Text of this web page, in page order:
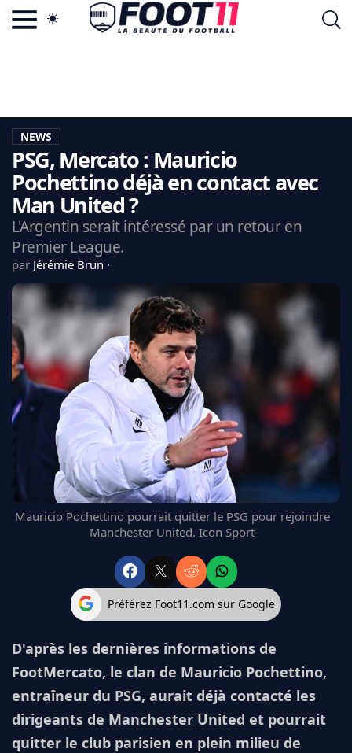
LA CHARTE
VIE PRIVÉE
CGU
CONTACTEZ-NOUS
MERCATO
CDM 2026
EDF
PSG
LIGUE 1
REAL MADRID
FC BARCELONE
MANCHESTER UNITED
CHELSEA
ARSENAL
BAYERN
L'AVIS DE LA RÉDAC'
NEWS
PSG, Mercato : Mauricio
Pochettino déjà en contact avec
Man United ?
L'Argentin serait intéressé par un retour en
Premier League.
par Jérémie Brun
Mauricio Pochettino pourrait quitter le PSG pour rejoindre
Manchester United. Icon Sport
Préférez Foot11.com sur Google
D'après les dernières informations de
FootMercato, le clan de Mauricio Pochettino,
entraîneur du PSG, aurait déjà contacté les
dirigeants de Manchester United et pourrait
quitter le club parisien en plein milieu de